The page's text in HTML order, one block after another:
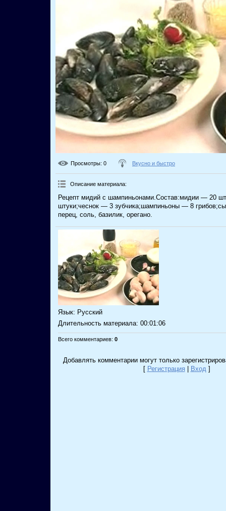
Просмотры: 0 Вкусно и быстро
Описание материала:
Рецепт мидий с шампиньонами.Состав:мидии — 20
штуки;чеснок — 3 зубчика;шампиньоны — 8
перец, соль, базилик, орегано.
Язык: Русский
Длительность материала: 00:01:06
Всего комментариев: 0
Добавлять комментарии могут только
[ Регистрация | Вход ]